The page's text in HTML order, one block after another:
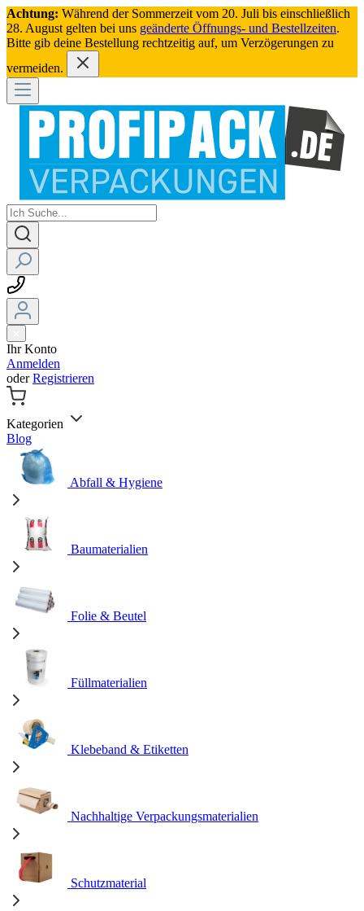
Achtung: Während der Sommerzeit vom 20. Juli bis einschließlich
28. August gelten bei uns geänderte Öffnungs- und Bestellzeiten.
Bitte gib deine Bestellung rechtzeitig auf, um Verzögerungen zu
vermeiden.
Ihr Konto
Anmelden
oderRegistrieren
Kategorien
Blog
Abfall & Hygiene
Baumaterialien
Folie & Beutel
Füllmaterialien
Klebeband & Etiketten
Nachhaltige Verpackungsmaterialien
Schutzmaterial